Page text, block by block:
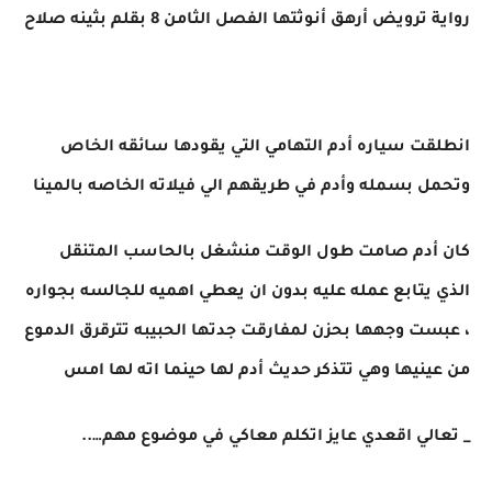
رواية ترويض أرهق أنوثتها الفصل الثامن 8 بقلم بثينه صلاح
انطلقت سياره أدم التهامي التي يقودها سائقه الخاص
وتحمل بسمله وأدم في طريقهم الي فيلاته الخاصه بالمينا
كان أدم صامت طول الوقت منشغل بالحاسب المتنقل
الذي يتابع عمله عليه بدون ان يعطي اهميه للجالسه بجواره
، عبست وجهها بحزن لمفارقت جدتها الحبيبه تترقرق الدموع
من عينيها وهي تتذكر حديث أدم لها حينما اته لها امس
_ تعالي اقعدي عايز اتكلم معاكي في موضوع مهم…..